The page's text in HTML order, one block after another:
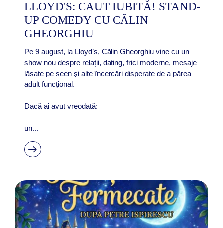
LLOYD'S: CAUT IUBITĂ! STAND-
UP COMEDY CU CĂLIN
GHEORGHIU
Pe 9 august, la Lloyd’s, Călin Gheorghiu vine cu un
show nou despre relații, dating, frici moderne, mesaje
lăsate pe seen și alte încercări disperate de a părea
adult funcțional.
Dacă ai avut vreodată:
un...